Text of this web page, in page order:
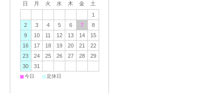
日 月 火 水 木 金
土
1
2
3 4 5 6 7
8
9
10 11 12 13 14
15
16
17 18 19 20 21
22
23
24 25 26 27 28
29
30
31
■今日 ■定休日